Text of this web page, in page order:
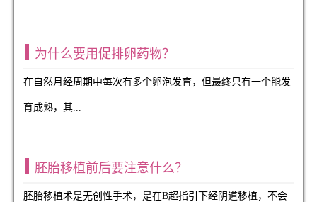
为什么要用促排卵药物？
在自然月经周期中每次有多个卵泡发育，但最终只有一个能发
育成熟，其...
胚胎移植前后要注意什么？
胚胎移植术是无创性手术，是在B超指引下经阴道移植，不会